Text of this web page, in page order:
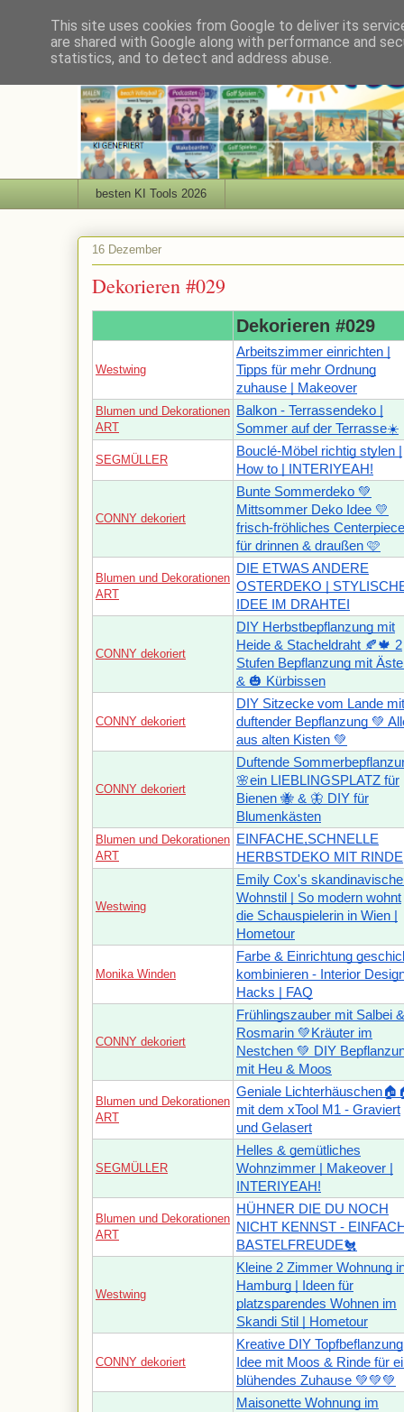
besten KI Tools 2026
16 Dezember
Dekorieren #029
Dekorieren #029
Westwing
Arbeitszimmer einrichten |
Tipps für mehr Ordnung
zuhause | Makeover
Blumen und Dekorationen
ART
Balkon - Terrassendeko |
Sommer auf der Terrasse☀️
SEGMÜLLER
Bouclé-Möbel richtig stylen |
How to | INTERIYEAH!
CONNY dekoriert
Bunte Sommerdeko 💚
Mittsommer Deko Idee 💛
frisch-fröhliches
für drinnen & draußen 🩷
Blumen und Dekorationen
ART
DIE ETWAS ANDERE
OSTERDEKO |
IDEE IM DRAHTEI
CONNY dekoriert
DIY Herbstbepflanzung mit
Heide & Stacheldraht 🍂🍁 2
Stufen Bepflanzung mit
& 🎃 Kürbissen
CONNY dekoriert
DIY Sitzecke vom Lande mit
duftender Bepflanzung 💚
aus alten Kisten 💚
CONNY dekoriert
Duftende
🌸ein LIEBLINGSPLATZ für
Bienen 🐝 & 🦋 DIY für
Blumenkästen
Blumen und Dekorationen
ART
EINFACHE,SCHNELLE
HERBSTDEKO MIT RINDE
Westwing
Emily Cox's
Wohnstil | So modern wohnt
die Schauspielerin in Wien |
Hometour
Monika Winden
Farbe & Einrichtung
kombinieren - Interior
Hacks | FAQ
CONNY dekoriert
Frühlingszauber mit Salbei &
Rosmarin 💚Kräuter im
Nestchen 💚 DIY
mit Heu & Moos
Blumen und Dekorationen
ART
Geniale
mit dem xTool M1 - Graviert
und Gelasert
SEGMÜLLER
Helles & gemütliches
Wohnzimmer | Makeover |
INTERIYEAH!
Blumen und Dekorationen
ART
HÜHNER DIE DU NOCH
NICHT KENNST -
BASTELFREUDE🐔
Westwing
Kleine 2 Zimmer Wohnung
Hamburg | Ideen für
platzsparendes Wohnen im
Skandi Stil | Hometour
CONNY dekoriert
Kreative DIY Topfbeflanzung
Idee mit Moos & Rinde für
blühendes Zuhause 💚💚💚
Maisonette Wohnung im
This site uses cookies from Google to deliver its
are shared with Google along with performance and
statistics, and to detect and address abuse.